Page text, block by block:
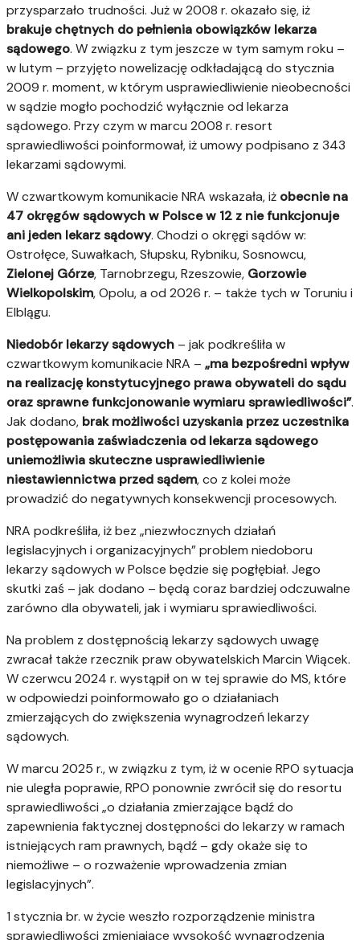
przysparzało trudności. Już w 2008 r. okazało się, iż
brakuje chętnych do pełnienia obowiązków lekarza
sądowego. W związku z tym jeszcze w tym samym roku –
w lutym – przyjęto nowelizację odkładającą do stycznia
2009 r. moment, w którym usprawiedliwienie nieobecności
w sądzie mogło pochodzić wyłącznie od lekarza
sądowego. Przy czym w marcu 2008 r. resort
sprawiedliwości poinformował, iż umowy podpisano z 343
lekarzami sądowymi.
W czwartkowym komunikacie NRA wskazała, iż obecnie na
47 okręgów sądowych w Polsce w 12 z nie funkcjonuje
ani jeden lekarz sądowy. Chodzi o okręgi sądów w:
Ostrołęce, Suwałkach, Słupsku, Rybniku, Sosnowcu,
Zielonej Górze, Tarnobrzegu, Rzeszowie, Gorzowie
Wielkopolskim, Opolu, a od 2026 r. – także tych w Toruniu i
Elblągu.
Niedobór lekarzy sądowych – jak podkreśliła w
czwartkowym komunikacie NRA – „ma bezpośredni wpływ
na realizację konstytucyjnego prawa obywateli do sądu
oraz sprawne funkcjonowanie wymiaru sprawiedliwości”.
Jak dodano, brak możliwości uzyskania przez uczestnika
postępowania zaświadczenia od lekarza sądowego
uniemożliwia skuteczne usprawiedliwienie
niestawiennictwa przed sądem, co z kolei może
prowadzić do negatywnych konsekwencji procesowych.
NRA podkreśliła, iż bez „niezwłocznych działań
legislacyjnych i organizacyjnych” problem niedoboru
lekarzy sądowych w Polsce będzie się pogłębiał. Jego
skutki zaś – jak dodano – będą coraz bardziej odczuwalne
zarówno dla obywateli, jak i wymiaru sprawiedliwości.
Na problem z dostępnością lekarzy sądowych uwagę
zwracał także rzecznik praw obywatelskich Marcin Wiącek.
W czerwcu 2024 r. wystąpił on w tej sprawie do MS, które
w odpowiedzi poinformowało go o działaniach
zmierzających do zwiększenia wynagrodzeń lekarzy
sądowych.
W marcu 2025 r., w związku z tym, iż w ocenie RPO sytuacja
nie uległa poprawie, RPO ponownie zwrócił się do resortu
sprawiedliwości „o działania zmierzające bądź do
zapewnienia faktycznej dostępności do lekarzy w ramach
istniejących ram prawnych, bądź – gdy okaże się to
niemożliwe – o rozważenie wprowadzenia zmian
legislacyjnych”.
1 stycznia br. w życie weszło rozporządzenie ministra
sprawiedliwości zmieniające wysokość wynagrodzenia